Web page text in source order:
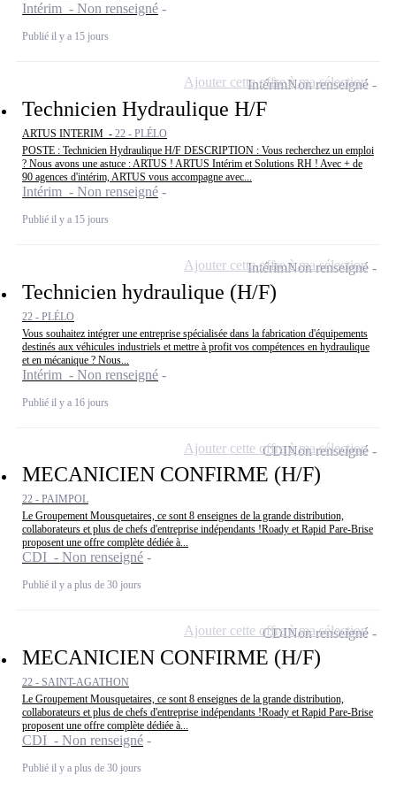
Intérim - Non renseigné
Publié il y a 15 jours
Technicien Hydraulique H/F
ARTUS INTERIM - 22 - PLÉLO
POSTE : Technicien Hydraulique H/F DESCRIPTION : Vous recherchez un emploi
? Nous avons une astuce : ARTUS ! ARTUS Intérim et Solutions RH ! Avec + de
90 agences d'intérim, ARTUS vous accompagne avec...
Intérim - Non renseigné
Publié il y a 15 jours
IntérimNon renseigné
Ajouter cette offre à ma sélection
Technicien hydraulique (H/F)
22 - PLÉLO
Vous souhaitez intégrer une entreprise spécialisée dans la fabrication d'équipements
destinés aux véhicules industriels et mettre à profit vos compétences en hydraulique
et en mécanique ? Nous...
Intérim - Non renseigné
Publié il y a 16 jours
IntérimNon renseigné
Ajouter cette offre à ma sélection
MECANICIEN CONFIRME (H/F)
22 - PAIMPOL
Le Groupement Mousquetaires, ce sont 8 enseignes de la grande distribution,
collaborateurs et plus de chefs d'entreprise indépendants !Roady et Rapid Pare-Brise
proposent une offre complète dédiée à...
CDI - Non renseigné
Publié il y a plus de 30 jours
CDINon renseigné
Ajouter cette offre à ma sélection
MECANICIEN CONFIRME (H/F)
22 - SAINT-AGATHON
Le Groupement Mousquetaires, ce sont 8 enseignes de la grande distribution,
collaborateurs et plus de chefs d'entreprise indépendants !Roady et Rapid Pare-Brise
proposent une offre complète dédiée à...
CDI - Non renseigné
Publié il y a plus de 30 jours
CDINon renseigné
Ajouter cette offre à ma sélection